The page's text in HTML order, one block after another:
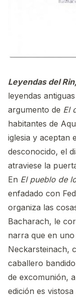
Leyendas del
leyendas
argumento de El
habitantes de
iglesia y aceptan
desconocido, el
atraviese la
En El pueblo de
enfadado con
organiza las
Bacharach, le
narra que en
Neckarsteinach,
caballero
de excomunión,
edición es